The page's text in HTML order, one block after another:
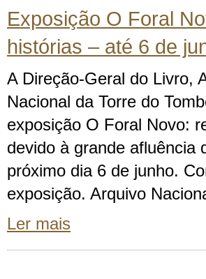
Exposição O Foral
histórias – até 6 de
A Direção-Geral do Livro,
Nacional da Torre do
exposição O Foral Novo:
devido à grande afluência
próximo dia 6 de junho.
exposição. Arquivo
Ler mais